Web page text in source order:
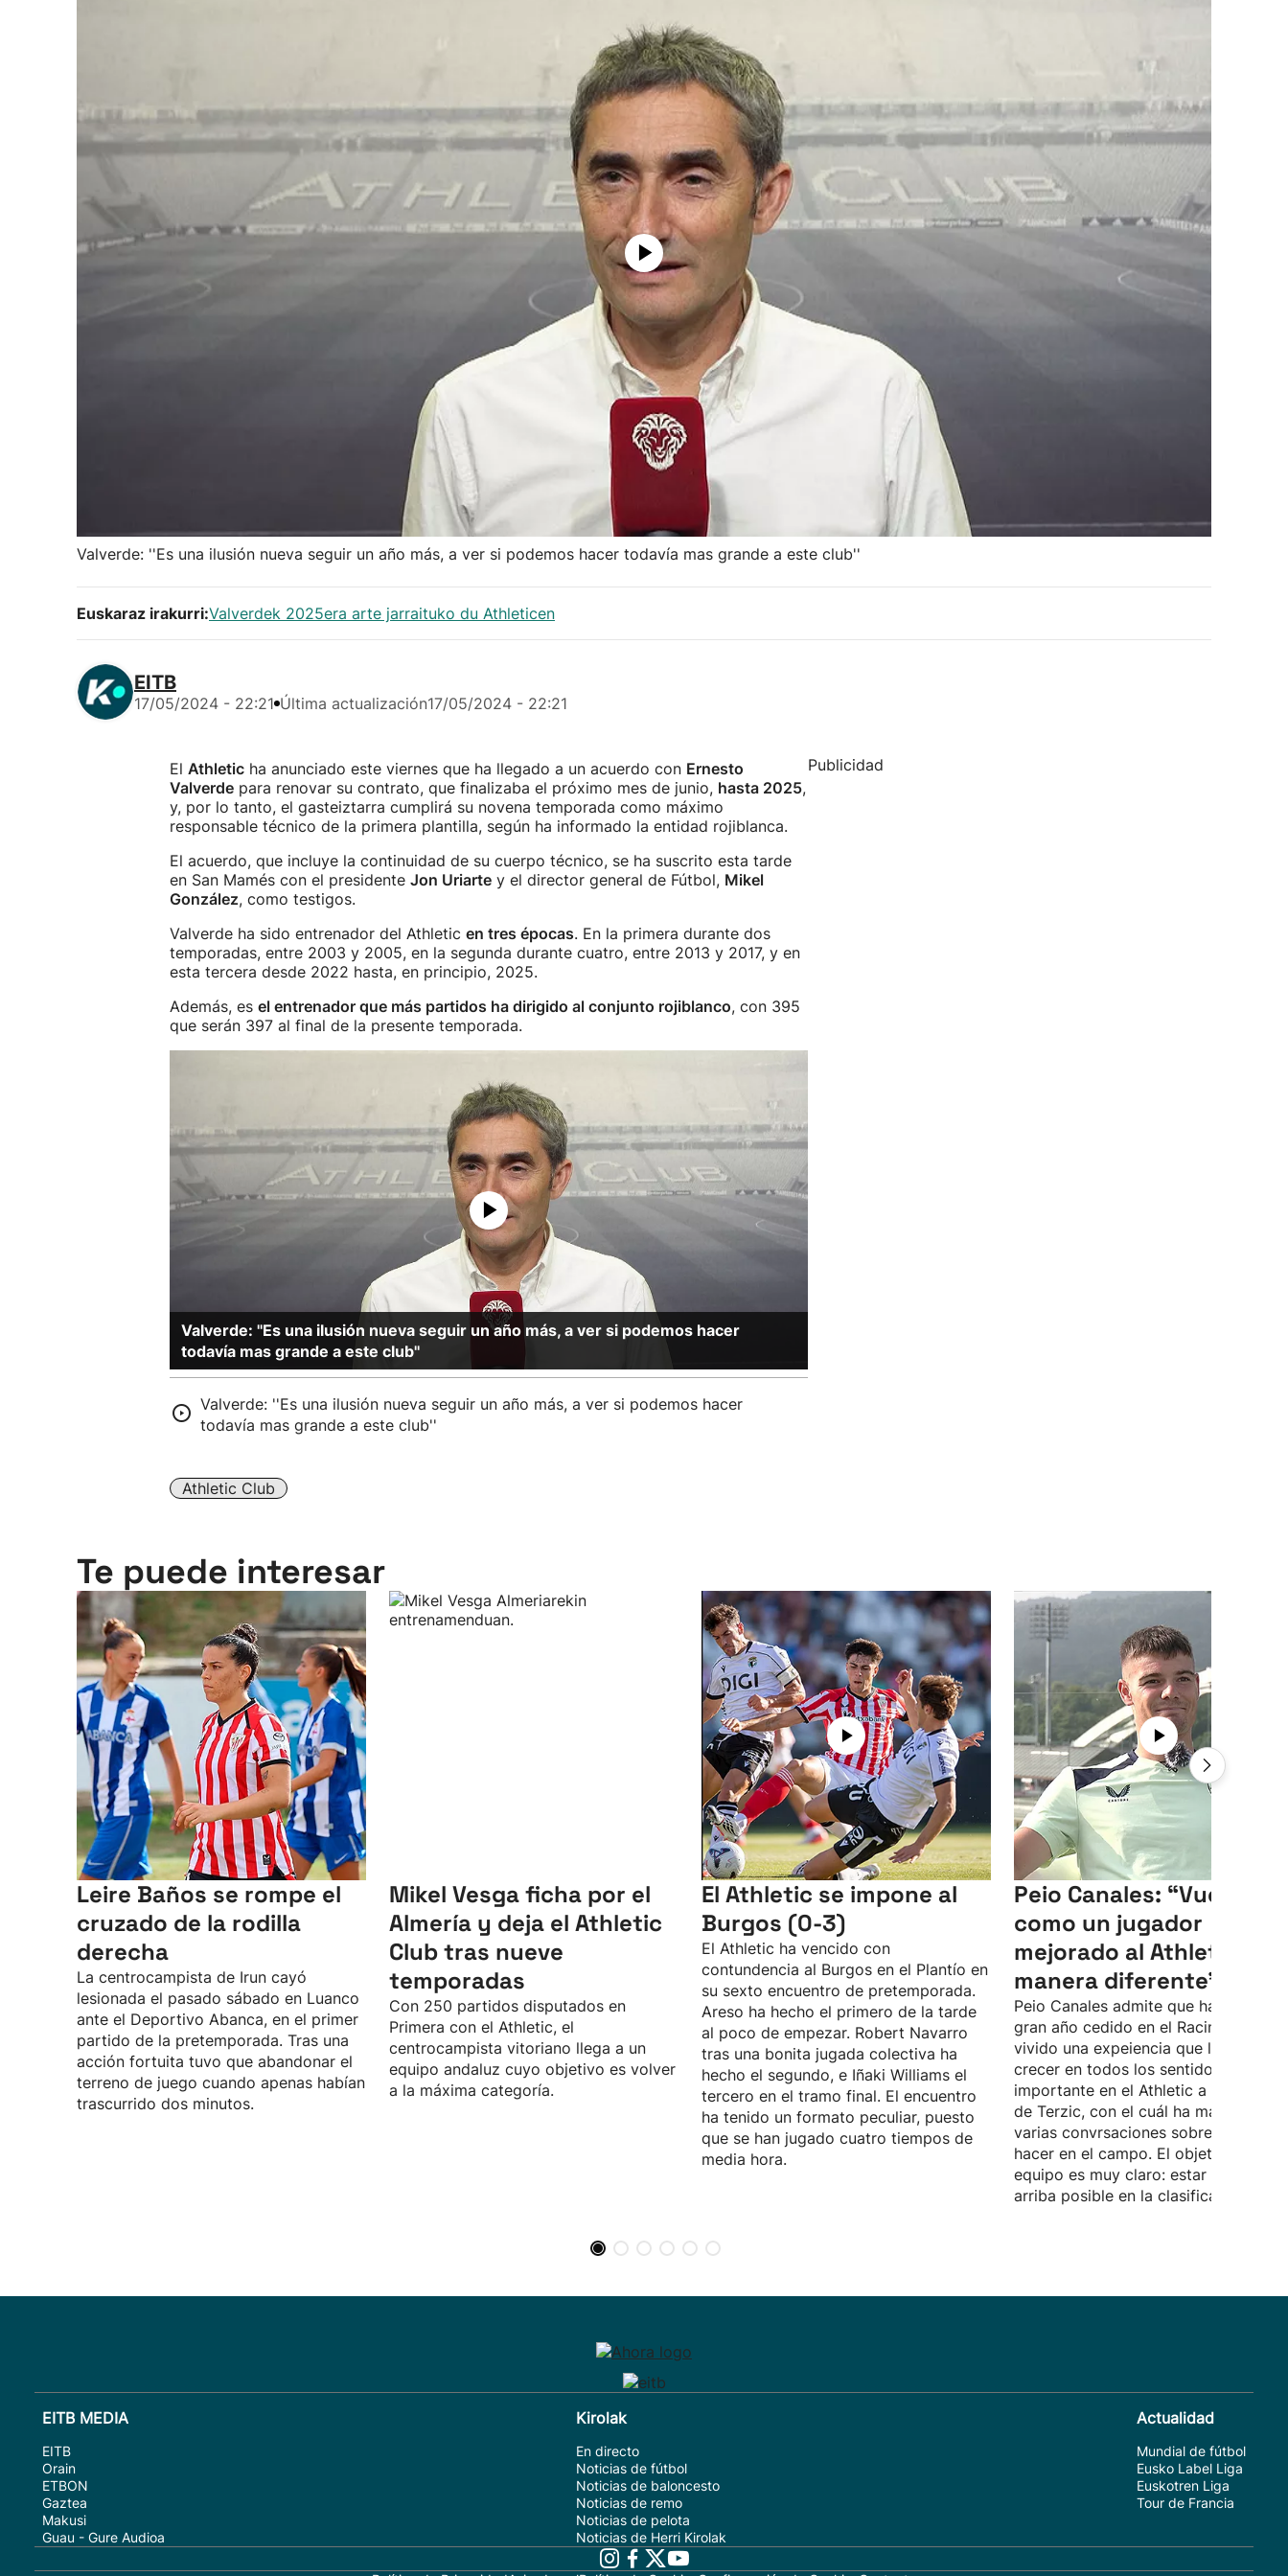
Valverde: ''Es una ilusión nueva seguir un año más, a ver si podemos hacer todavía mas grande a este club''
Euskaraz irakurri:Valverdek 2025era arte jarraituko du Athleticen
EITB
17/05/2024 - 22:21 Última actualización17/05/2024 - 22:21
El Athletic ha anunciado este viernes que ha llegado a un acuerdo con Ernesto
Valverde para renovar su contrato, que finalizaba el próximo mes de junio, hasta 2025,
y, por lo tanto, el gasteiztarra cumplirá su novena temporada como máximo
responsable técnico de la primera plantilla, según ha informado la entidad rojiblanca.
El acuerdo, que incluye la continuidad de su cuerpo técnico, se ha suscrito esta tarde
en San Mamés con el presidente Jon Uriarte y el director general de Fútbol, Mikel
González, como testigos.
Valverde ha sido entrenador del Athletic en tres épocas. En la primera durante dos
temporadas, entre 2003 y 2005, en la segunda durante cuatro, entre 2013 y 2017, y en
esta tercera desde 2022 hasta, en principio, 2025.
Además, es el entrenador que más partidos ha dirigido al conjunto rojiblanco, con 395
que serán 397 al final de la presente temporada.
Valverde: ''Es una ilusión nueva seguir un año más, a ver si podemos hacer
todavía mas grande a este club''
Valverde: ''Es una ilusión nueva seguir un año más, a ver si podemos hacer
todavía mas grande a este club''
Athletic Club
Publicidad
Te puede interesar
Leire Baños se rompe el
cruzado de la rodilla
derecha
La centrocampista de Irun cayó
lesionada el pasado sábado en Luanco
ante el Deportivo Abanca, en el primer
partido de la pretemporada. Tras una
acción fortuita tuvo que abandonar el
terreno de juego cuando apenas habían
trascurrido dos minutos.
Mikel Vesga ficha por el
Almería y deja el Athletic
Club tras nueve
temporadas
Con 250 partidos disputados en
Primera con el Athletic, el
centrocampista vitoriano llega a un
equipo andaluz cuyo objetivo es volver
a la máxima categoría.
El Athletic se impone al
Burgos (0-3)
El Athletic ha vencido con
contundencia al Burgos en el Plantío en
su sexto encuentro de pretemporada.
Areso ha hecho el primero de la tarde
al poco de empezar. Robert Navarro
tras una bonita jugada colectiva ha
hecho el segundo, e Iñaki Williams el
tercero en el tramo final. El encuentro
ha tenido un formato peculiar, puesto
que se han jugado cuatro tiempos de
media hora.
Peio Canales: “Vuelvo
como un jugador
mejorado al Athletic, de
manera diferente”
Peio Canales admite que ha pasado
gran año cedido en el Racing, donde
vivido una expeiencia que le ha
crecer en todos los sentidos. Quiere
importante en el Athletic a las
de Terzic, con el cuál ha mantenido
varias convrsaciones sobre lo que
hacer en el campo. El objetivo del
equipo es muy claro: estar lo más
arriba posible en la clasificación.
EITB MEDIA
EITB
Orain
ETBON
Gaztea
Makusi
Guau - Gure Audioa
Kirolak
En directo
Noticias de fútbol
Noticias de baloncesto
Noticias de remo
Noticias de pelota
Noticias de Herri Kirolak
Actualidad
Mundial de fútbol
Eusko Label Liga
Euskotren Liga
Tour de Francia